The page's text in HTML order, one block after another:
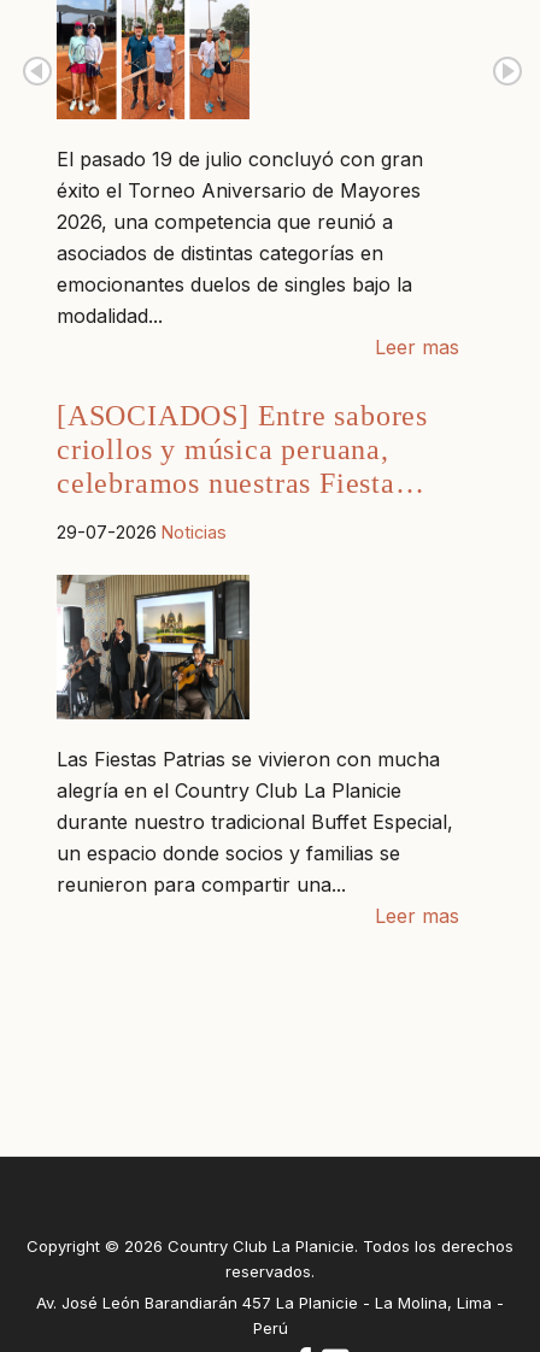
El pasado 19 de julio concluyó con gran
éxito el Torneo Aniversario de Mayores
2026, una competencia que reunió a
asociados de distintas categorías en
emocionantes duelos de singles bajo la
modalidad...
Leer mas
[ASOCIADOS] Entre sabores
criollos y música peruana,
celebramos nuestras Fiesta…
29-07-2026 Noticias
Las Fiestas Patrias se vivieron con mucha
alegría en el Country Club La Planicie
durante nuestro tradicional Buffet Especial,
un espacio donde socios y familias se
reunieron para compartir una...
Leer mas
Copyright © 2026 Country Club La Planicie. Todos los derechos
reservados.
Av. José León Barandiarán 457 La Planicie - La Molina, Lima -
Perú